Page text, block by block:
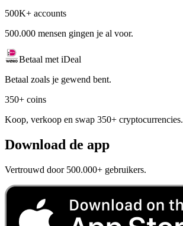
500K+ accounts
500.000 mensen gingen je al voor.
Betaal met iDeal
Betaal zoals je gewend bent.
350+ coins
Koop, verkoop en swap 350+ cryptocurrencies.
Download de app
Vertrouwd door 500.000+ gebruikers.